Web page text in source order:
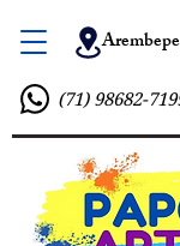
(71) 98682-